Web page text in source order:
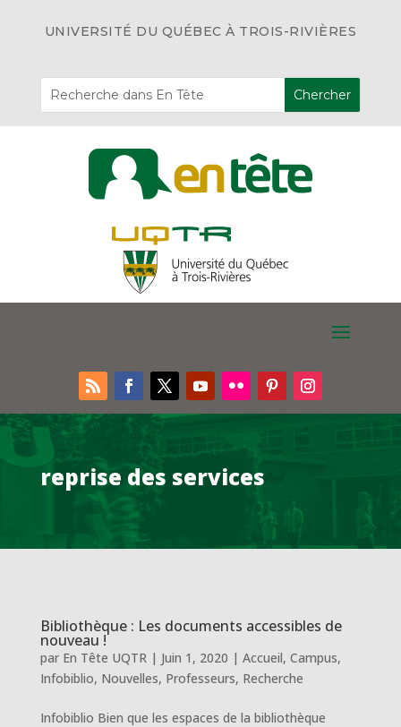
UNIVERSITÉ DU QUÉBEC À TROIS-RIVIÈRES
reprise des services
Bibliothèque : Les documents accessibles de
nouveau !
par En Tête UQTR| Juin 1, 2020 | Accueil, Campus,
Infobiblio, Nouvelles, Professeurs, Recherche
Infobiblio Bien que les espaces de la bibliothèque